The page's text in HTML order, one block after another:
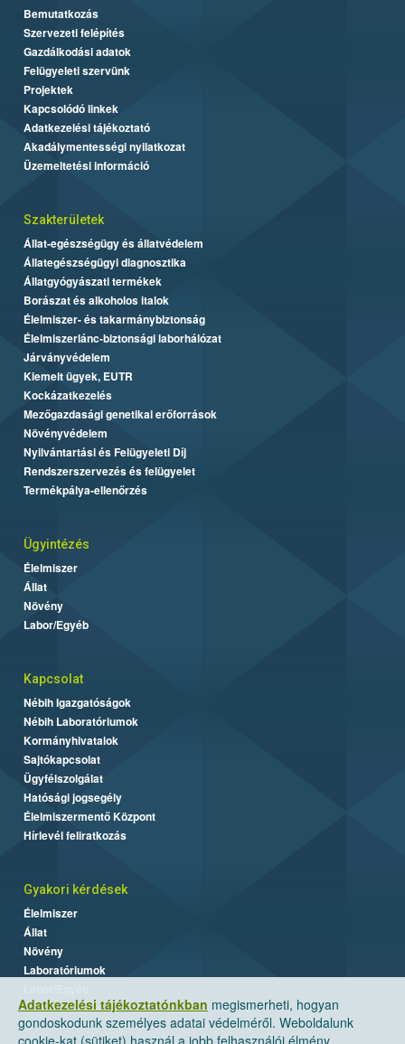
Adatkezelési tájékoztatónkban megismerheti, hogyan
gondoskodunk személyes adatai védelméről. Weboldalunk
cookie-kat (sütiket) használ a jobb felhasználói élmény
Bemutatkozás
Szervezeti felépítés
Gazdálkodási adatok
Felügyeleti szervünk
Projektek
Kapcsolódó linkek
Adatkezelési tájékoztató
Akadálymentességi nyilatkozat
Üzemeltetési információ
Szakterületek
Állat-egészségügy és állatvédelem
Állategészségügyi diagnosztika
Állatgyógyászati termékek
Borászat és alkoholos italok
Élelmiszer- és takarmánybiztonság
Élelmiszerlánc-biztonsági laborhálózat
Járványvédelem
Kiemelt ügyek, EUTR
Kockázatkezelés
Mezőgazdasági genetikai erőforrások
Növényvédelem
Nyilvántartási és Felügyeleti Díj
Rendszerszervezés és felügyelet
Termékpálya-ellenőrzés
Ügyintézés
Élelmiszer
Állat
Növény
Labor/Egyéb
Kapcsolat
Nébih Igazgatóságok
Nébih Laboratóriumok
Kormányhivatalok
Sajtókapcsolat
Ügyfélszolgálat
Hatósági jogsegély
Élelmiszermentő Központ
Hírlevél feliratkozás
Gyakori kérdések
Élelmiszer
Állat
Növény
Laboratóriumok